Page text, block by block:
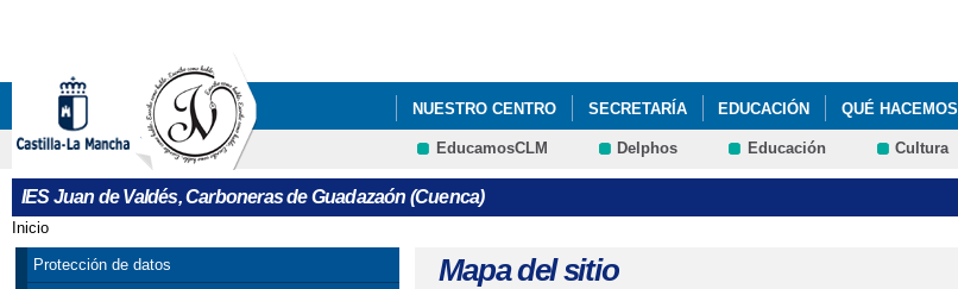
NUESTRO CENTRO SECRETARÍA EDUCACIÓN QUÉ HACEMOS
PLAN DE IGUALDAD Y PREVENCIÓN DE LA VIOLENCIA DE GÉNERO
EducamosCLM Delphos Educación Cultura
IES Juan de Valdés, Carboneras de Guadazaón (Cuenca)
Se encuentra usted aquí
Inicio
Protección de datos
Mapa del sitio